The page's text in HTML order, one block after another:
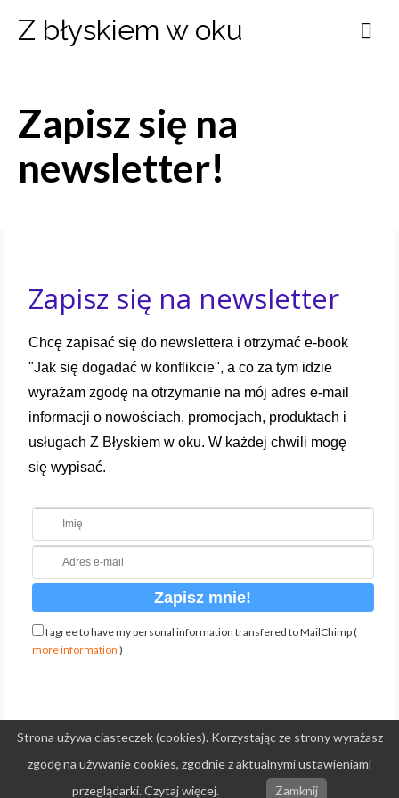
Z błyskiem w oku
Zapisz się na
newsletter!
Zapisz się na newsletter
Chcę zapisać się do newslettera i otrzymać e-book
"Jak się dogadać w konflikcie", a co za tym idzie
wyrażam zgodę na otrzymanie na mój adres e-mail
informacji o nowościach, promocjach, produktach i
usługach Z Błyskiem w oku. W każdej chwili mogę
się wypisać.
I agree to have my personal information transfered to MailChimp (
more information )
Kadence WP
Strona używa ciasteczek (cookies). Korzystając ze strony wyrażasz
zgodę na używanie cookies, zgodnie z aktualnymi ustawieniami
przeglądarki. Czytaj więcej.
Zamknij